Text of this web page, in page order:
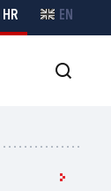
HR EN